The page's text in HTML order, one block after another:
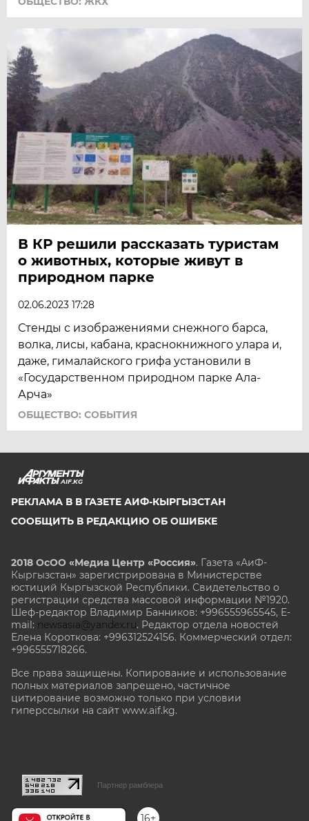
В КР решили рассказать туристам
о животных, которые живут в
природном парке
02.06.2023 17:28
Стенды с изображениями снежного барса,
волка, лисы, кабана, краснокнижного улара и,
даже, гималайского грифа установили в
«Государственном природном парке Ала-
Арча»
ОБЩЕСТВО: СОБЫТИЯ
AIF.KG
РЕКЛАМА В В ГАЗЕТЕ АИФ-КЫРГЫЗСТАН
СООБЩИТЬ В РЕДАКЦИЮ ОБ ОШИБКЕ
2018 ОсОО «Медиа Центр «Россия». Газета «АиФ-
Кыргызстан» зарегистрирована в Министерстве
юстиций Кыргызской Республики. Свидетельство о
регистрации средства массовой информации №1920.
Шеф-редактор Владимир Банников: +996555965545, E-
mail: newsasia@yandex.ru. Редактор отдела новостей
Елена Короткова: +996312524156. Коммерческий отдел:
+996555718266.
Все права защищены. Копирование и использование
полных материалов запрещено, частичное
цитирование возможно только при условии
гиперссылки на сайт www.aif.kg.
Партнер рамблера
16+